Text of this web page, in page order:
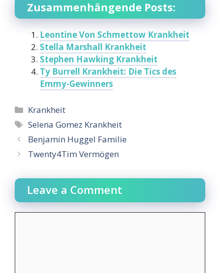
Zusammenhängende Posts:
Leontine Von Schmettow Krankheit
Stella Marshall Krankheit
Stephen Hawking Krankheit
Ty Burrell Krankheit: Die Tics des
Emmy-Gewinners
Categories
Krankheit
Tags
Selena Gomez Krankheit
Benjamin Huggel Familie
Twenty4Tim Vermögen
Leave a Comment